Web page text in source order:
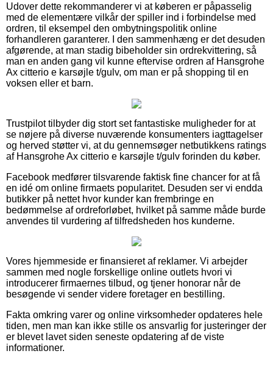
Udover dette rekommanderer vi at køberen er påpasselig
med de elementære vilkår der spiller ind i forbindelse med
ordren, til eksempel den ombytningspolitik online
forhandleren garanterer. I den sammenhæng er det desuden
afgørende, at man stadig bibeholder sin ordrekvittering, så
man en anden gang vil kunne eftervise ordren af Hansgrohe
Ax citterio e karsøjle t/gulv, om man er på shopping til en
voksen eller et barn.
Trustpilot tilbyder dig stort set fantastiske muligheder for at
se nøjere på diverse nuværende konsumenters iagttagelser
og herved støtter vi, at du gennemsøger netbutikkens ratings
af Hansgrohe Ax citterio e karsøjle t/gulv forinden du køber.
Facebook medfører tilsvarende faktisk fine chancer for at få
en idé om online firmaets popularitet. Desuden ser vi endda
butikker på nettet hvor kunder kan frembringe en
bedømmelse af ordreforløbet, hvilket på samme måde burde
anvendes til vurdering af tilfredsheden hos kunderne.
Vores hjemmeside er finansieret af reklamer. Vi arbejder
sammen med nogle forskellige online outlets hvori vi
introducerer firmaernes tilbud, og tjener honorar når de
besøgende vi sender videre foretager en bestilling.
Fakta omkring varer og online virksomheder opdateres hele
tiden, men man kan ikke stille os ansvarlig for justeringer der
er blevet lavet siden seneste opdatering af de viste
informationer.